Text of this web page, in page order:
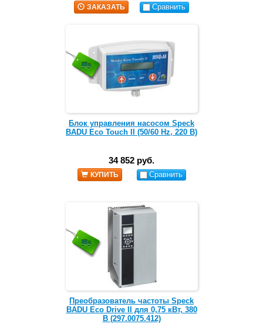
ЗАКАЗАТЬ Сравнить
Блок управления насосом Speck
BADU Eco Touch II (50/60 Hz, 220 В)
34 852 руб.
КУПИТЬ Сравнить
Преобразователь частоты Speck
BADU Eco Drive II для 0,75 кВт, 380
В (297.0075.412)